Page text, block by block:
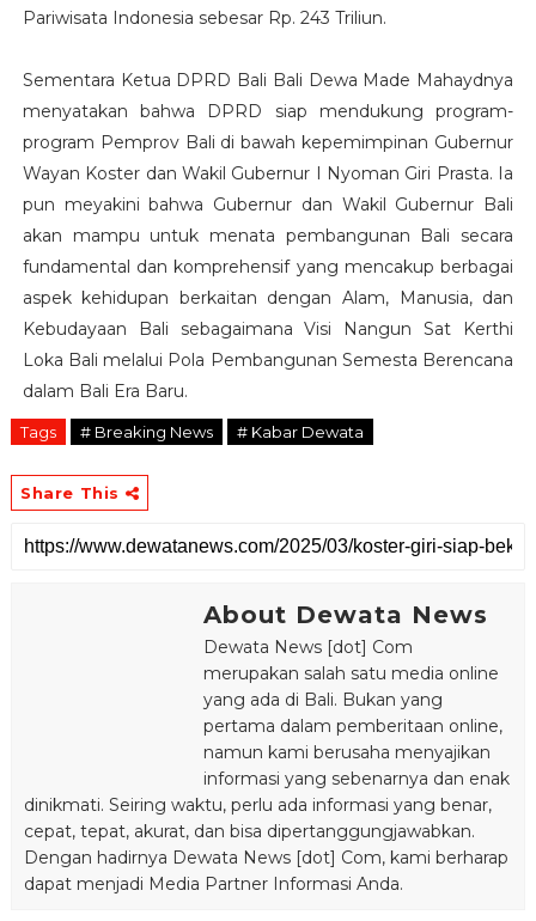
Pariwisata Indonesia sebesar Rp. 243 Triliun.
Sementara Ketua DPRD Bali Bali Dewa Made Mahaydnya
menyatakan bahwa DPRD siap mendukung program-
program Pemprov Bali di bawah kepemimpinan Gubernur
Wayan Koster dan Wakil Gubernur I Nyoman Giri Prasta. Ia
pun meyakini bahwa Gubernur dan Wakil Gubernur Bali
akan mampu untuk menata pembangunan Bali secara
fundamental dan komprehensif yang mencakup berbagai
aspek kehidupan berkaitan dengan Alam, Manusia, dan
Kebudayaan Bali sebagaimana Visi Nangun Sat Kerthi
Loka Bali melalui Pola Pembangunan Semesta Berencana
dalam Bali Era Baru.
Tags # Breaking News # Kabar Dewata
Share This
About Dewata News
Dewata News [dot] Com
merupakan salah satu media online
yang ada di Bali. Bukan yang
pertama dalam pemberitaan online,
namun kami berusaha menyajikan
informasi yang sebenarnya dan enak
dinikmati. Seiring waktu, perlu ada informasi yang benar,
cepat, tepat, akurat, dan bisa dipertanggungjawabkan.
Dengan hadirnya Dewata News [dot] Com, kami berharap
dapat menjadi Media Partner Informasi Anda.